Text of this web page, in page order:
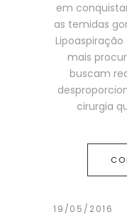
em
as temidas
mais
buscam
cirurgia
19/05/2016